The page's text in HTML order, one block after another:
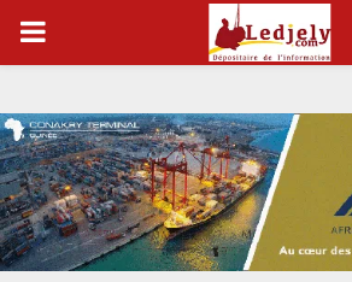
P
I
M